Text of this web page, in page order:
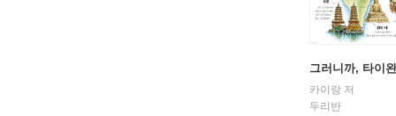
그러니까, 타이완
카이랑 저
두리반